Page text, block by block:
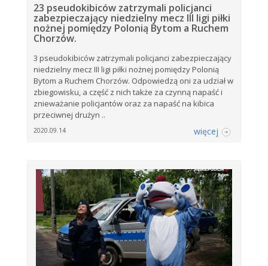
23 pseudokibiców zatrzymali policjanci
zabezpieczający niedzielny mecz III ligi piłki
nożnej pomiędzy Polonią Bytom a Ruchem
Chorzów.
3 pseudokibiców zatrzymali policjanci zabezpieczający
niedzielny mecz III ligi piłki nożnej pomiędzy Polonią
Bytom a Ruchem Chorzów. Odpowiedzą oni za udział w
zbiegowisku, a część z nich także za czynną napaść i
znieważanie policjantów oraz za napaść na kibica
przeciwnej drużyn ..
2020.09.14 więcej